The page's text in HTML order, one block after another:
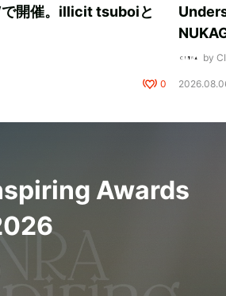
開催。illicit tsuboiと
0
by
Awards